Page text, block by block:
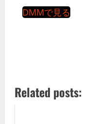
DMMで見る
Related posts: